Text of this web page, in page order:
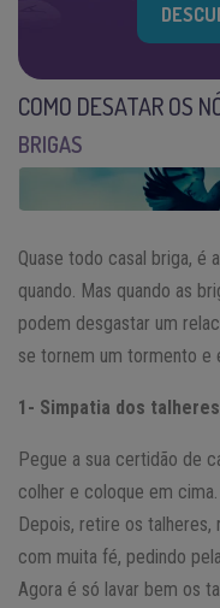
COMO DESATAR OS
BRIGAS
Quase todo casal briga, é
quando. Mas quando as
podem desgastar um
se tornem um tormento e
1- Simpatia dos talheres
Pegue a sua certidão de
colher e coloque em
Depois, retire os talheres,
com muita fé, pedindo
Agora é só lavar bem os